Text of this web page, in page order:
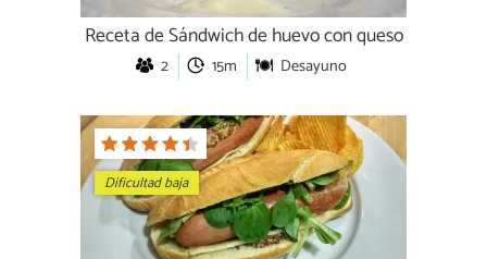
Receta de Sándwich de huevo con queso
2 15m Desayuno
Dificultad baja